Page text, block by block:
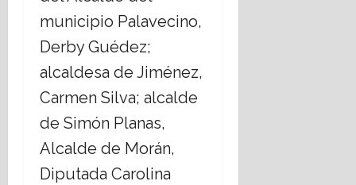
municipio Palavecino,
Derby Guédez;
alcaldesa de Jiménez,
Carmen Silva; alcalde
de Simón Planas,
Alcalde de Morán,
Diputada Carolina